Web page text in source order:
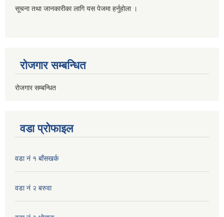
सूचना तथा जानकारीका लागि यस पेजमा हर्नुहोला ।
रोजगार सम्बन्धित
रोजगार सम्बन्धित
वडा प्रोफाइल
वडा नं १ बाँसखर्क
वडा नं २ बरुवा